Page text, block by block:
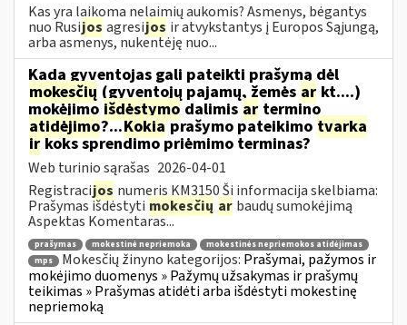
Kas yra laikoma nelaimių aukomis? Asmenys, bėgantys
nuo Rusijos agresijos ir atvykstantys į Europos Sąjungą,
arba asmenys, nukentėję nuo...
Kada gyventojas gali pateikti prašymą dėl
mokesčių (gyventojų pajamų, žemės ar kt....)
mokėjimo išdėstymo dalimis ar termino
atidėjimo?...Kokiaprašymo pateikimo tvarka
irkoks sprendimo priėmimo terminas?
Web turinio sąrašas 2026-04-01
Registracijos numeris KM3150 Ši informacija skelbiama:
Prašymas išdėstyti mokesčių ar baudų sumokėjimą
Aspektas Komentaras...
prašymas mokestinė nepriemoka
mokestinės nepriemokos atidėjimas
mps
Mokesčių žinyno kategorijos: Prašymai, pažymos ir
mokėjimo duomenys » Pažymų užsakymas ir prašymų
teikimas » Prašymas atidėti arba išdėstyti mokestinę
nepriemoką